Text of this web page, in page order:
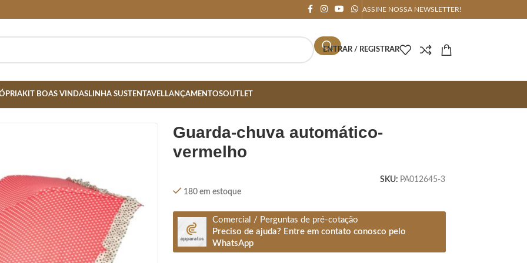
ASSINE NOSSA NEWSLETTER!
ENTRAR / REGISTRAR
KIT BOAS VINDASLINHA SUSTENTAVELLANÇAMENTOSOUTLET
guarda-chuva automático-
vermelho
SKU: PA012645-3
180 em estoque
Comercial / Perguntas de pré-cotação
Preciso de ajuda? Entre em contato conosco pelo
WhatsApp